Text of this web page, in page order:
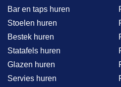
Bar en taps huren
Stoelen huren
Bestek huren
Statafels huren
Glazen huren
Servies huren